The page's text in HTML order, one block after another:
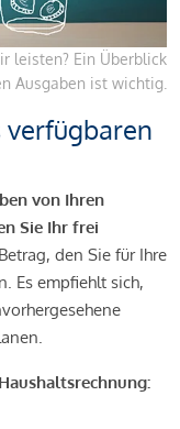
leisten? Ein Überblick
Ausgaben ist wichtig.
verfügbaren
von Ihren
Sie Ihr frei
den Sie für Ihre
Es empfiehlt sich,